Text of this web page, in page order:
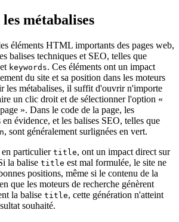
métabalises
éléments HTML importants des pages web,
balises techniques et SEO, telles que
et keywords. Ces éléments ont un impact
du site et sa position dans les moteurs
les métabalises, il suffit d'ouvrir n'importe
un clic droit et de sélectionner l'option «
». Dans le code de la page, les
en évidence, et les balises SEO, telles que
, sont généralement surlignées en vert.
en particulier title, ont un impact direct sur
la balise title est mal formulée, le site ne
positions, même si le contenu de la
que les moteurs de recherche génèrent
la balise title, cette génération n'atteint
souhaité.